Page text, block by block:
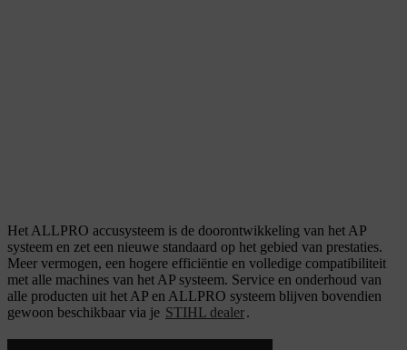
Het ALLPRO accusysteem is de doorontwikkeling van het AP
systeem en zet een nieuwe standaard op het gebied van prestaties.
Meer vermogen, een hogere efficiëntie en volledige compatibiliteit
met alle machines van het AP systeem. Service en onderhoud van
alle producten uit het AP en ALLPRO systeem blijven bovendien
gewoon beschikbaar via je STIHL dealer.